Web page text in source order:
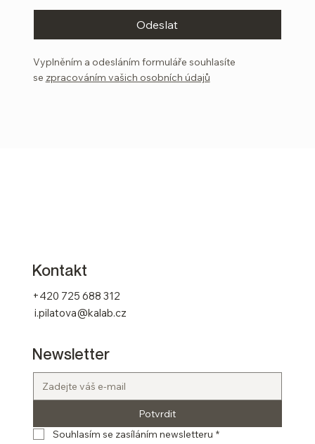
Odeslat
Vyplněním a odesláním formuláře souhlasíte
se zpracováním vašich osobních údajů
Kontakt
+420 725 688 312
i.pilatova@kalab.cz
Newsletter
Potvrdit
Souhlasím se zasíláním newsletteru *